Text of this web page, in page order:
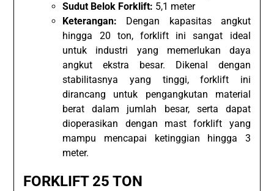
Sudut Belok Forklift: 5,1 meter
Keterangan: Dengan kapasitas angkut
hingga 20 ton, forklift ini sangat ideal
untuk industri yang memerlukan daya
angkut ekstra besar. Dikenal dengan
stabilitasnya yang tinggi, forklift ini
dirancang untuk pengangkutan material
berat dalam jumlah besar, serta dapat
dioperasikan dengan mast forklift yang
mampu mencapai ketinggian hingga 3
meter.
FORKLIFT 25 TON